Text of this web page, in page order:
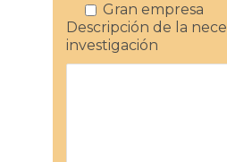
Gran empresa
Descripción de la
investigación